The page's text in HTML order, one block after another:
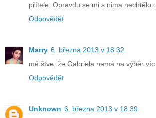
přítele. Opravdu se mi s nima nechtělo
Odpovědět
Marry 6. března 2013 v 18:32
mě štve, že Gabriela nemá na výběr
Odpovědět
Unknown 6. března 2013 v 18:39